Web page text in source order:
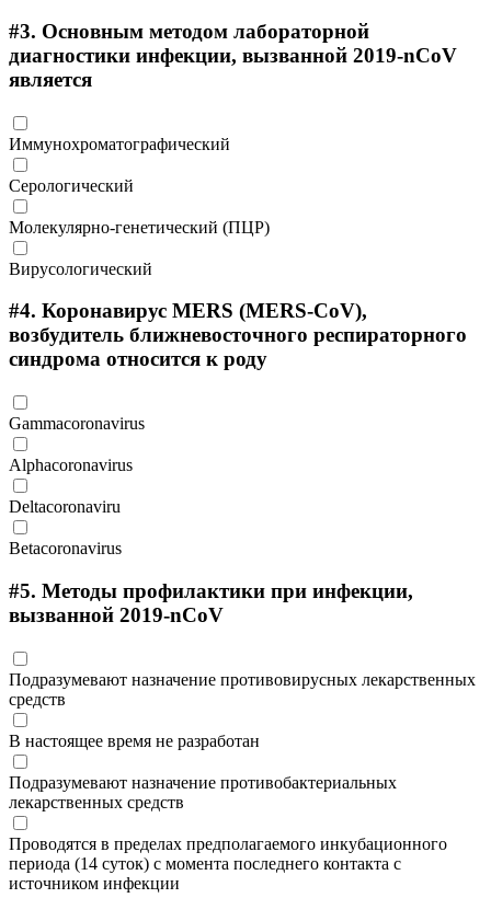
#3. Основным методом лабораторной
диагностики инфекции, вызванной 2019-nCoV
является
Иммунохроматографический
Серологический
Молекулярно-генетический (ПЦР)
Вирусологический
#4. Коронавирус MERS (MERS-CoV),
возбудитель ближневосточного респираторного
синдрома относится к роду
Gammacoronavirus
Alphacoronavirus
Deltacoronaviru
Betacoronavirus
#5. Методы профилактики при инфекции,
вызванной 2019-nCoV
Подразумевают назначение противовирусных лекарственных
средств
В настоящее время не разработан
Подразумевают назначение противобактериальных
лекарственных средств
Проводятся в пределах предполагаемого инкубационного
периода (14 суток) с момента последнего контакта с
источником инфекции